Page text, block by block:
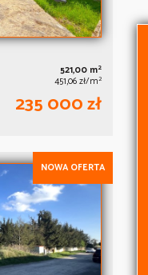
521,00 m2
451,06 zł/m2
235 000 zł
NOWA OFERTA